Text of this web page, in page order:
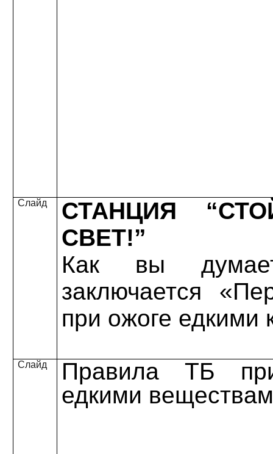
Слайд
СТАНЦИЯ
СВЕТ!”
Как вы
заключается
при ожоге едкими
Слайд
Правила ТБ
едкими